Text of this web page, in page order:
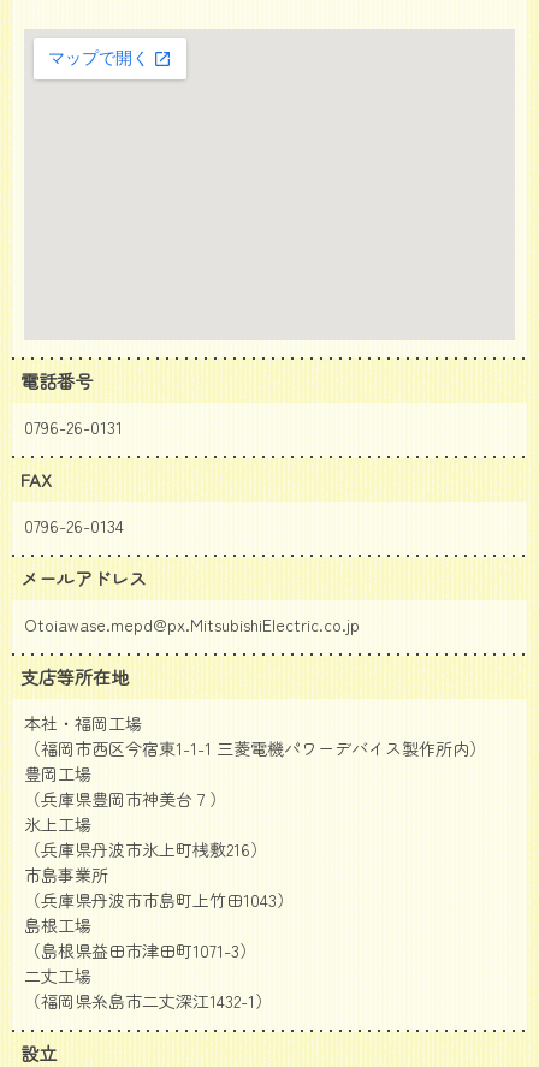
電話番号
0796-26-0131
FAX
0796-26-0134
メールアドレス
Otoiawase.mepd@px.MitsubishiElectric.co.jp
支店等所在地
本社・福岡工場
（福岡市西区今宿東1-1-1 三菱電機パワーデバイス製作所内）
豊岡工場
（兵庫県豊岡市神美台７）
氷上工場
（兵庫県丹波市氷上町桟敷216）
市島事業所
（兵庫県丹波市市島町上竹田1043）
島根工場
（島根県益田市津田町1071-3）
二丈工場
（福岡県糸島市二丈深江1432-1）
設立